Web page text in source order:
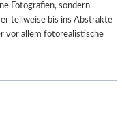
Fotografien, sondern
teilweise bis ins Abstrakte
vor allem fotorealistische